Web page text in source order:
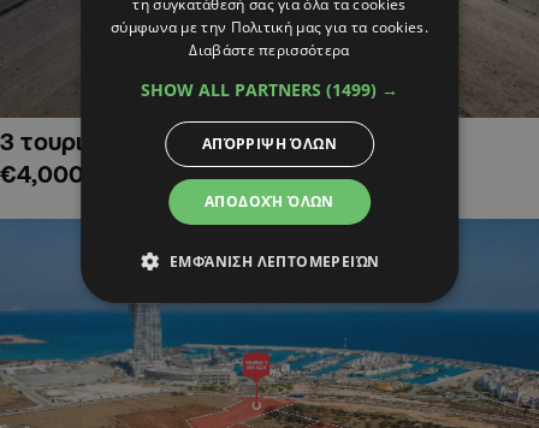
3 τουριστικά χωράφια στην Αλαμινό,
€4,000,000
σύμφωνα με την Πολιτική μας για τα cookies.
Διαβάστε περισσότερα
SHOW ALL PARTNERS (1499) →
ΑΠΟΔΟΧΉ ΌΛΩΝ
ΑΠΌΡΡΙΨΗ ΌΛΩΝ
ΕΜΦΆΝΙΣΗ ΛΕΠΤΟΜΕΡΕΙΏΝ